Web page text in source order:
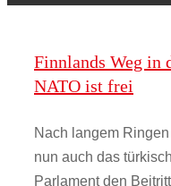
Finnlands Weg in
NATO ist frei
Nach langem
nun auch das
Parlament den